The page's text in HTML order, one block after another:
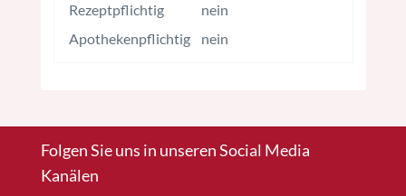
Rezeptpflichtig
nein
Apothekenpflichtig
nein
Folgen Sie uns in unseren Social Media
Kanälen